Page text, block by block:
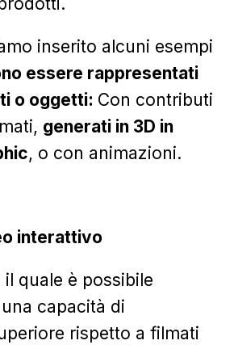
inserito alcuni esempi
essere rappresentati
o oggetti: Con contributi
generati in 3D in
, o con animazioni.
interattivo
quale è possibile
capacità di
rispetto a filmati